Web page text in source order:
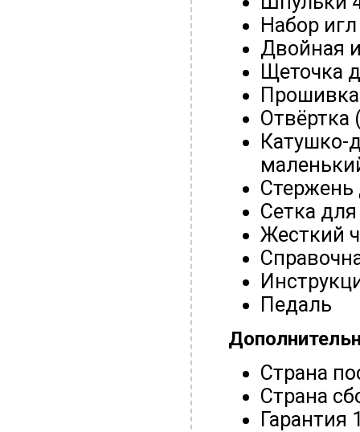
Набор игл
Двойная
Щеточка
Прошивка
Отвёртка
Катушко-
Стержень
Сетка
Жесткий
Педаль
Страна
Страна
Гарантия